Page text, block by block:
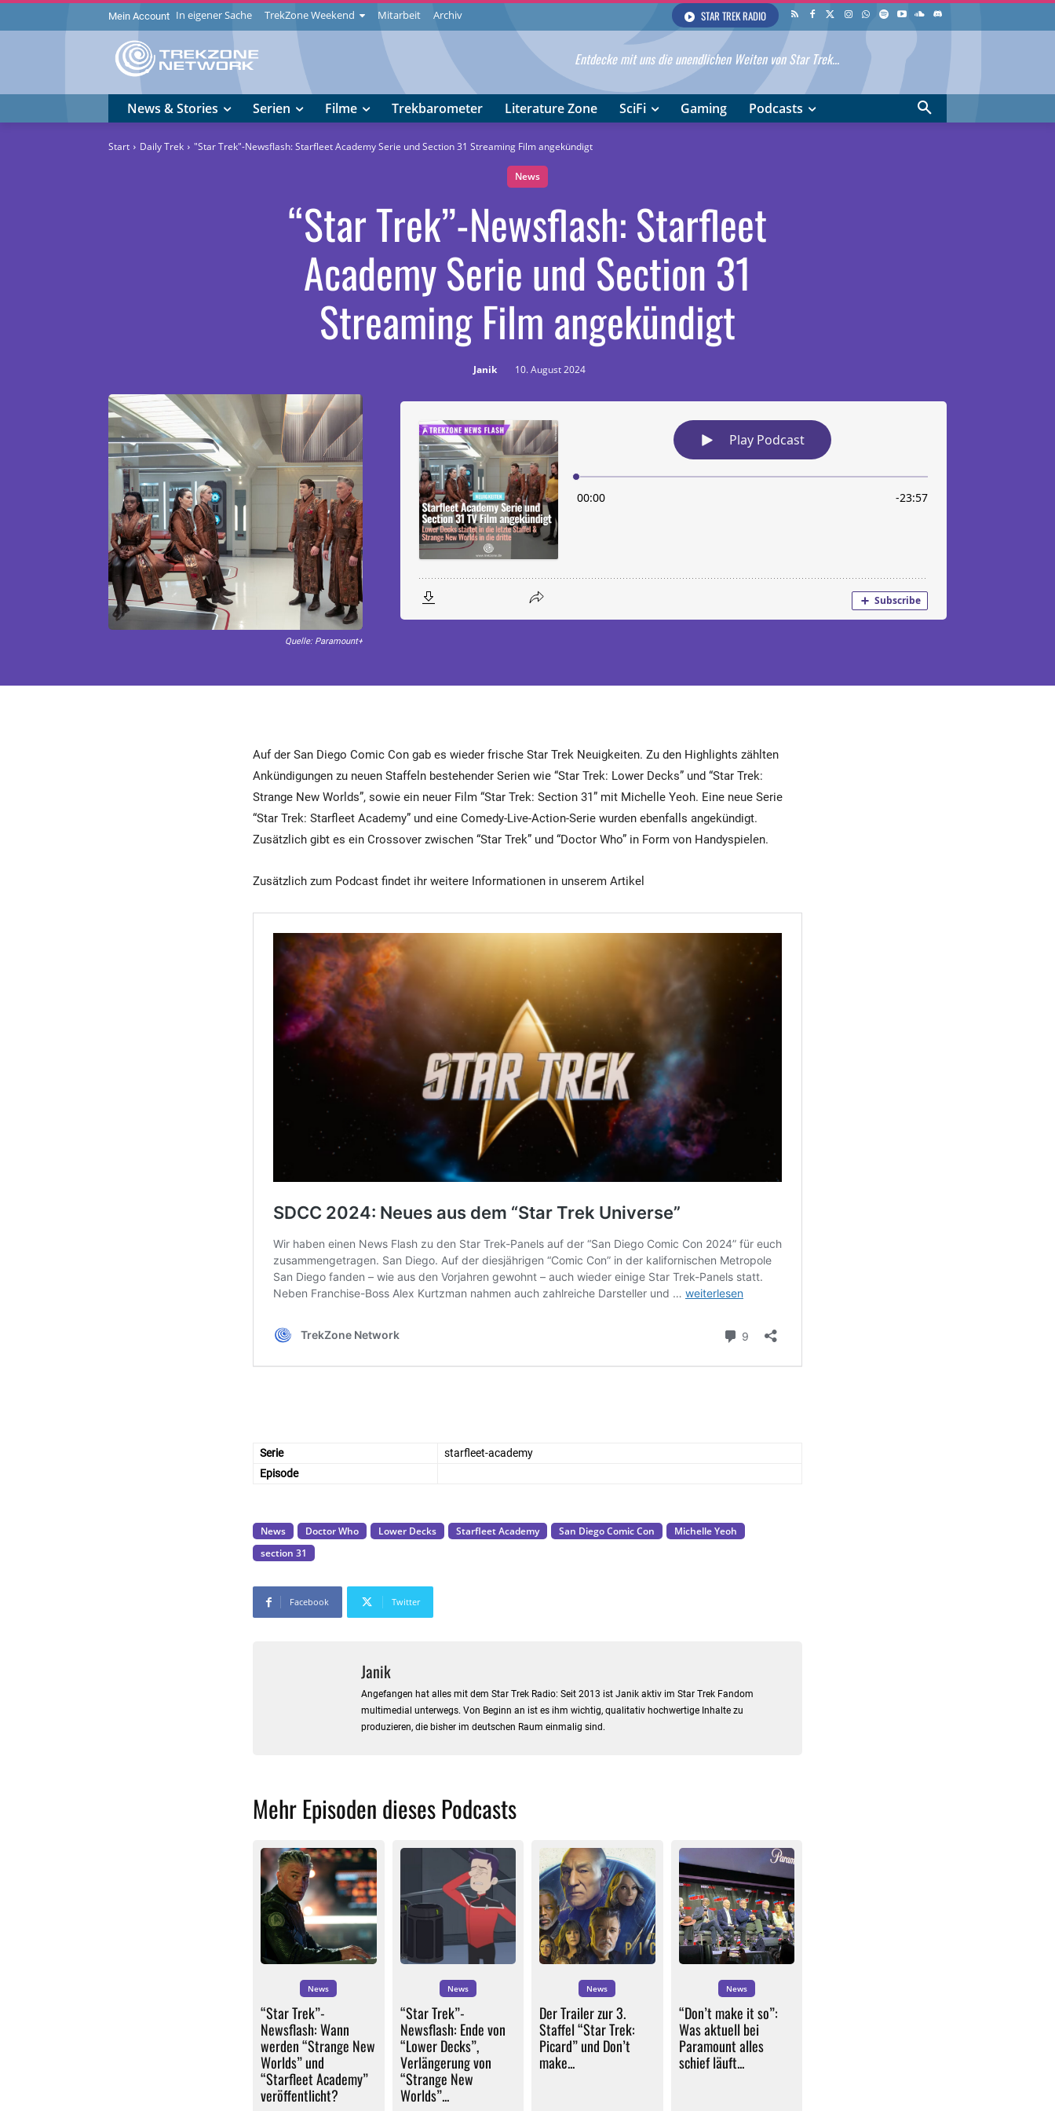
Mein Account In eigener Sache TrekZone Weekend Mitarbeit Archiv STAR TREK RADIO
Entdecke mit uns die unendlichen Weiten von Star Trek...
News & Stories Serien Filme Trekbarometer Literature Zone SciFi Gaming Podcasts
Start Daily Trek "Star Trek"-Newsflash: Starfleet Academy Serie und Section 31 Streaming Film angekündigt
News
“Star Trek”-Newsflash: Starfleet
Academy Serie und Section 31
Streaming Film angekündigt
Janik 10. August 2024
Quelle: Paramount+
Auf der San Diego Comic Con gab es wieder frische Star Trek Neuigkeiten. Zu den Highlights zählten
Ankündigungen zu neuen Staffeln bestehender Serien wie “Star Trek: Lower Decks” und “Star Trek:
Strange New Worlds”, sowie ein neuer Film “Star Trek: Section 31” mit Michelle Yeoh. Eine neue Serie
“Star Trek: Starfleet Academy” und eine Comedy-Live-Action-Serie wurden ebenfalls angekündigt.
Zusätzlich gibt es ein Crossover zwischen “Star Trek” und “Doctor Who” in Form von Handyspielen.
Zusätzlich zum Podcast findet ihr weitere Informationen in unserem Artikel
Serie
starfleet-academy
Episode
News Doctor Who Lower Decks Starfleet Academy San Diego Comic Con
Michelle Yeoh
section 31
Facebook Twitter
Janik
Angefangen hat alles mit dem Star Trek Radio: Seit 2013 ist Janik aktiv im Star Trek Fandom
multimedial unterwegs. Von Beginn an ist es ihm wichtig, qualitativ hochwertige Inhalte zu
produzieren, die bisher im deutschen Raum einmalig sind.
Mehr Episoden dieses Podcasts
News
“Star Trek”-
Newsflash: Wann
werden “Strange New
Worlds” und
“Starfleet Academy”
veröffentlicht?
News
“Star Trek”-
Newsflash: Ende von
“Lower Decks”,
Verlängerung von
“Strange New
Worlds”...
News
Der Trailer zur 3.
Staffel “Star Trek:
Picard” und Don’t
make...
News
“Don’t make it so”:
Was aktuell bei
Paramount alles
schief läuft...